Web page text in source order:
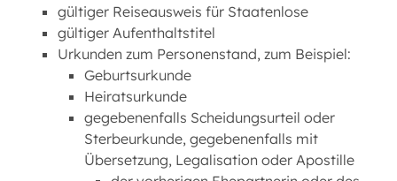
gültiger Reiseausweis für Staatenlose
gültiger Aufenthaltstitel
Urkunden zum Personenstand, zum Beispiel:
Geburtsurkunde
Heiratsurkunde
gegebenenfalls Scheidungsurteil oder
Sterbeurkunde, gegebenenfalls mit
Übersetzung, Legalisation oder Apostille